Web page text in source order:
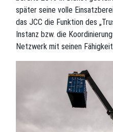
später seine volle
das JCC die Funktion des
Instanz bzw. die
Netzwerk mit seinen